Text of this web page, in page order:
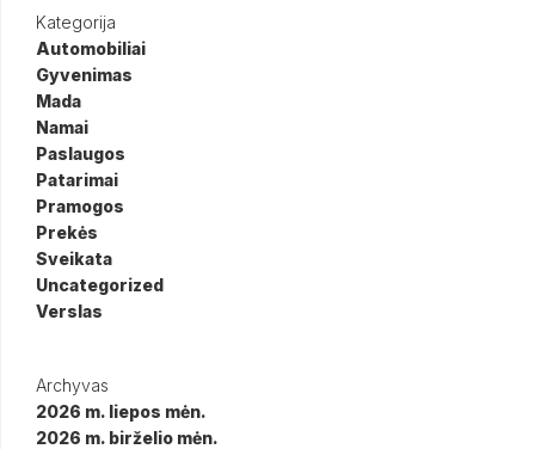
Kategorija
Automobiliai
Gyvenimas
Mada
Namai
Paslaugos
Patarimai
Pramogos
Prekės
Sveikata
Uncategorized
Verslas
Archyvas
2026 m. liepos mėn.
2026 m. birželio mėn.